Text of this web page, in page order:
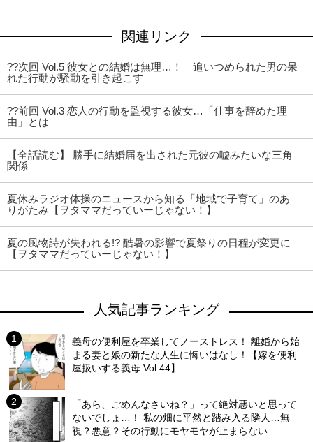
関連リンク
??次回 Vol.5 彼女との結婚は無理…！ 追いつめられた男の呆
れた行動が騒動を引き起こす
??前回 Vol.3 恋人の行動を監視する彼女…「仕事を辞めた理
由」とは
【全話読む】 勝手に結婚届を出された元彼の嘘みたいな三角
関係
夏休みラジオ体操のニュースから知る「地域で子育て」のあ
りがたみ【ヲタママだっていーじゃない！】
夏の風物詩が失われる!? 酷暑の影響で夏祭りの日程が変更に
【ヲタママだっていーじゃない！】
人気記事ランキング
義母の便利屋を卒業してノーストレス！ 離婚から始
まる妻と娘の新たな人生に悔いはなし！【嫁を便利
屋扱いする義母 Vol.44】
「あら、ごめんなさいね？」って絶対悪いと思って
ないでしょ…！ 私の畑に平然と踏み入る隣人…無
視？悪意？その行動にモヤモヤが止まらない